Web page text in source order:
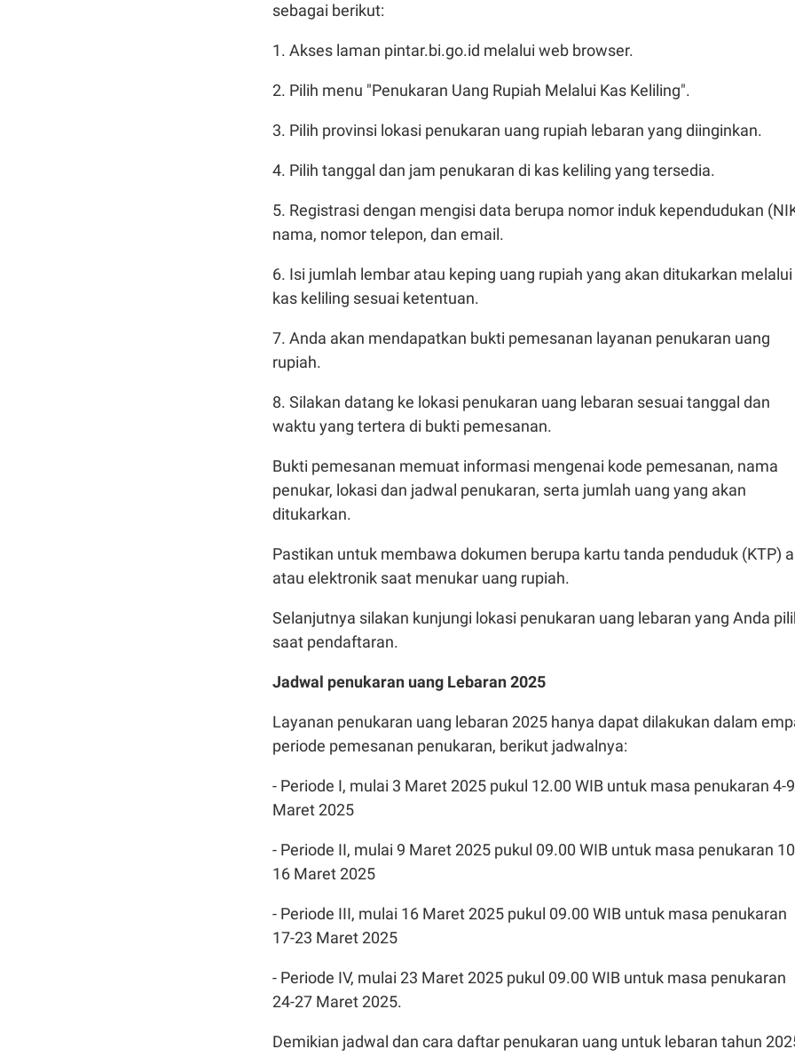
sebagai berikut:
1. Akses laman pintar.bi.go.id melalui web browser.
2. Pilih menu "Penukaran Uang Rupiah Melalui Kas Keliling".
3. Pilih provinsi lokasi penukaran uang rupiah lebaran yang diinginkan.
4. Pilih tanggal dan jam penukaran di kas keliling yang tersedia.
5. Registrasi dengan mengisi data berupa nomor induk kependudukan
nama, nomor telepon, dan email.
6. Isi jumlah lembar atau keping uang rupiah yang akan ditukarkan melalui
kas keliling sesuai ketentuan.
7. Anda akan mendapatkan bukti pemesanan layanan penukaran uang
rupiah.
8. Silakan datang ke lokasi penukaran uang lebaran sesuai tanggal dan
waktu yang tertera di bukti pemesanan.
Bukti pemesanan memuat informasi mengenai kode pemesanan, nama
penukar, lokasi dan jadwal penukaran, serta jumlah uang yang akan
ditukarkan.
Pastikan untuk membawa dokumen berupa kartu tanda penduduk (KTP)
atau elektronik saat menukar uang rupiah.
Selanjutnya silakan kunjungi lokasi penukaran uang lebaran yang Anda
saat pendaftaran.
Jadwal penukaran uang Lebaran 2025
Layanan penukaran uang lebaran 2025 hanya dapat dilakukan dalam
periode pemesanan penukaran, berikut jadwalnya:
- Periode I, mulai 3 Maret 2025 pukul 12.00 WIB untuk masa penukaran 4-9
Maret 2025
- Periode II, mulai 9 Maret 2025 pukul 09.00 WIB untuk masa penukaran
16 Maret 2025
- Periode III, mulai 16 Maret 2025 pukul 09.00 WIB untuk masa penukaran
17-23 Maret 2025
- Periode IV, mulai 23 Maret 2025 pukul 09.00 WIB untuk masa penukaran
24-27 Maret 2025.
Demikian jadwal dan cara daftar penukaran uang untuk lebaran tahun